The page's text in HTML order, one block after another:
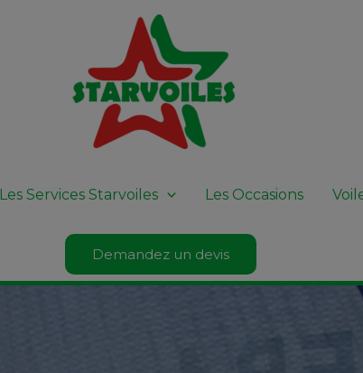
Les Services Starvoiles Les Occasions
Demandez un devis